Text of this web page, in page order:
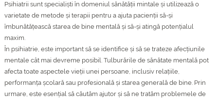
Psihiatrii sunt specialiști în domeniul sănătății mintale și utilizează o
varietate de metode și terapii pentru a ajuta pacienții să-și
îmbunătățească starea de bine mentală și să-și atingă potențialul
maxim.
În psihiatrie, este important să se identifice și să se trateze afecțiunile
mentale cât mai devreme posibil. Tulburările de sănătate mentală pot
afecta toate aspectele vieții unei persoane, inclusiv relațiile,
performanța școlară sau profesională și starea generală de bine. Prin
urmare, este esențial să căutăm ajutor și să ne tratăm problemele de